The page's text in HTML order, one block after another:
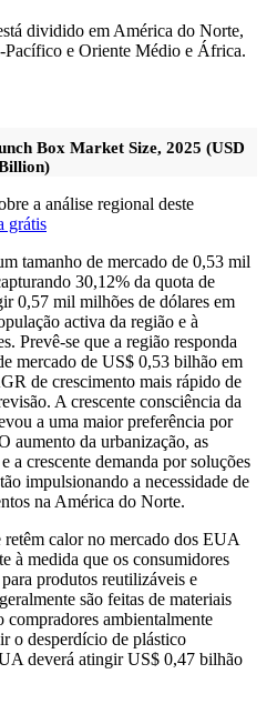
dividido em América do Norte,
e Oriente Médio e África.
Box Market Size, 2025 (USD
a análise regional deste
grátis
tamanho de mercado de 0,53 mil
30,12% da quota de
0,57 mil milhões de dólares em
activa da região e à
Prevê-se que a região responda
mercado de US$ 0,53 bilhão em
de crescimento mais rápido de
A crescente consciência da
a uma maior preferência por
aumento da urbanização, as
a crescente demanda por soluções
impulsionando a necessidade de
na América do Norte.
calor no mercado dos EUA
à medida que os consumidores
produtos reutilizáveis ​​e
são feitas de materiais
ambientalmente
o desperdício de plástico
deverá atingir US$ 0,47 bilhão